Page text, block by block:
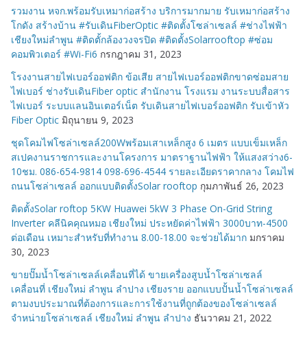
รวมงาน หจก.พร้อมรับเหมาก่อสร้าง บริการมากมาย รับเหมาก่อสร้าง
โกดัง สร้างบ้าน #รับเดินFiberOptic #ติดตั้งโซล่าเซลล์ #ช่างไฟฟ้า
เชียงใหม่ลำพูน #ติดตั้กล้องวงจรปิด #ติดตั้งSolarrooftop #ซ่อม
คอมพิวเตอร์ #Wi-Fi6 กรกฎาคม 31, 2023
โรงงานสายไฟเบอร์ออฟติก ข้อเสีย สายไฟเบอร์ออฟติกขาดซ่อมสาย
ไฟเบอร์ ช่างรับเดินFiber optic สำนักงาน โรงแรม งานระบบสื่อสาร
ไฟเบอร์ ระบบแลนอินเตอร์เน็ต รับเดินสายไฟเบอร์ออฟติก รับเข้าหัว
Fiber Optic มิถุนายน 9, 2023
ชุดโคมไฟโซล่าเซลล์200Wพร้อมเสาเหล็กสูง 6 เมตร แบบเข็มเหล็ก
สเปคงานราชการและงานโครงการ มาตราฐานไฟฟ้า ให้แสงสว่าง6-
10ชม. 086-654-9814 098-696-4544 รายละเอียดราคากลาง โคมไฟ
ถนนโซล่าเซลล์ ออกแบบติดตั้งSolar rooftop กุมภาพันธ์ 26, 2023
ติดตั้งSolar roftop 5KW Huawei 5kW 3 Phase On-Grid String
Inverter คลีนิคคุณหมอ เชียงใหม่ ประหยัดค่าไฟฟ้า 3000บาท-4500
ต่อเดือน เหมาะสำหรับที่ทำงาน 8.00-18.00 จะช่วยได้มาก มกราคม
30, 2023
ขายปั๊มน้ำโซล่าเซลล์เคลื่อนที่ได้ ขายเครื่องสูบน้ำโซล่าเซลล์
เคลื่อนที่ เชียงใหม่ ลำพูน ลำปาง เชียงราย ออกแบบปั้นน้ำโซล่าเซลล์
ตามงบประมาณที่ต้องการและการใช้งานที่ถูกต้องของโซล่าเซลล์
จำหน่ายโซล่าเซลล์ เชียงใหม่ ลำพูน ลำปาง ธันวาคม 21, 2022